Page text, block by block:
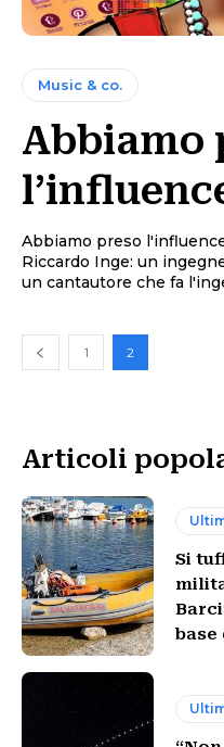
Music & co.
Abbiamo
Abbiamo preso
Riccardo Inge: un
un cantautore che fa
1 2
Articoli
Si
base